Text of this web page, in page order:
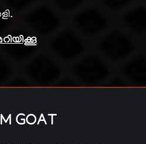
GOAT